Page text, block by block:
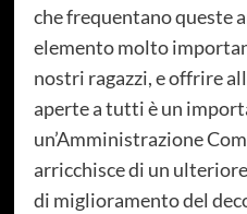
che frequentano queste
elemento molto
nostri ragazzi, e offrire
aperte a tutti è un
un’Amministrazione
arricchisce di un
di miglioramento del